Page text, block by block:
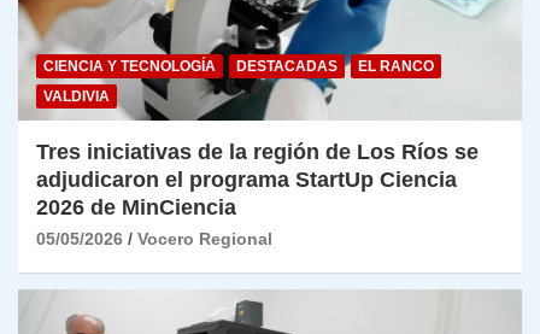
CIENCIA Y TECNOLOGÍA DESTACADAS
EL RANCO
VALDIVIA
Tres iniciativas de la región de Los Ríos se
adjudicaron el programa StartUp Ciencia
2026 de MinCiencia
05/05/2026 Vocero Regional